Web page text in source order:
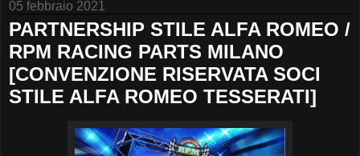
05 febbraio 2021
PARTNERSHIP STILE ALFA ROMEO /
RPM RACING PARTS MILANO
[CONVENZIONE RISERVATA SOCI
STILE ALFA ROMEO TESSERATI]